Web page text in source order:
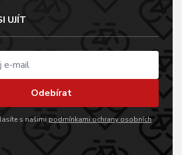
UJÍT
Odebírat
s našimi podmínkami ochrany osobních